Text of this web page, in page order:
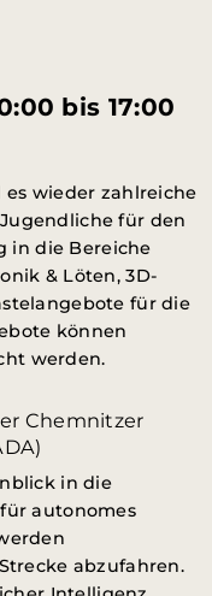
bis 17:00
wieder zahlreiche
für den
in die Bereiche
& Löten,3D-
für die
können
werden.
Chemnitzer
in die
autonomes
abzufahren.